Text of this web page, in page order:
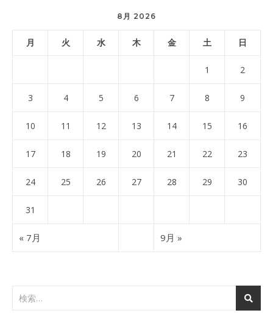
8月 2026
月 火 水 木 金 土 日
1 2
3 4 5 6 7 8 9
10 11 12 13 14 15 16
17 18 19 20 21 22 23
24 25 26 27 28 29 30
31
« 7月 9月 »